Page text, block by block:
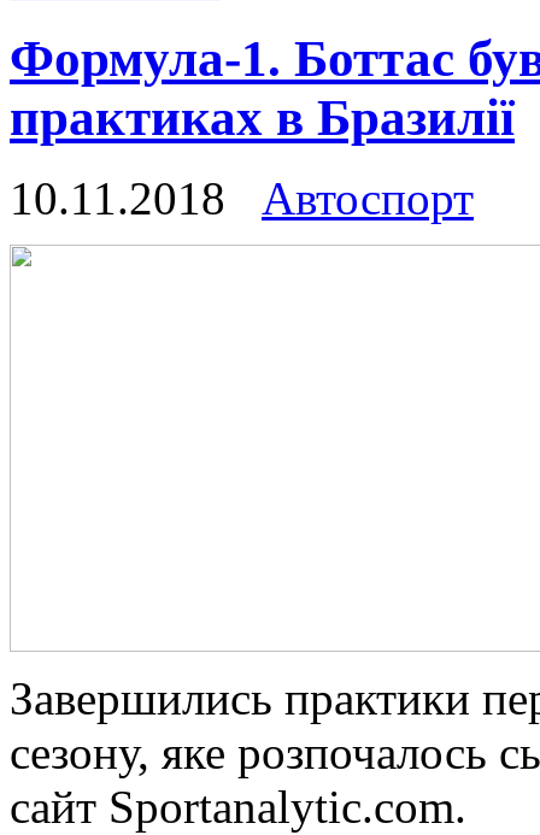
Формула-1. Боттас
практиках в Бразилії
10.11.2018 Автоспорт
Зaвeршились практики
сезону, яке розпочалось
сайт Sportanalytic.com.